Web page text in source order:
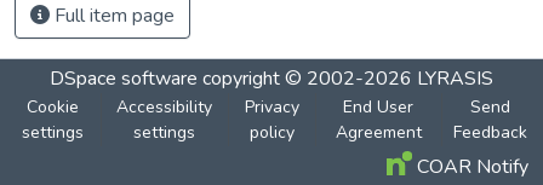
Full item page
DSpace software copyright © 2002-2026 LYRASIS
Cookie
settings
Accessibility
settings
Privacy
policy
End User
Agreement
Send
Feedback
COAR Notify